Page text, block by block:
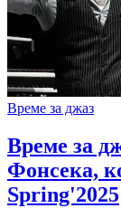
Време за джаз
Време за
Фонсека,
Spring'2025